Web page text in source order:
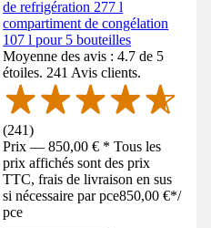
de refrigération 277 l
compartiment de congélation
107 l pour 5 bouteilles
Moyenne des avis : 4.7 de 5
étoiles. 241 Avis clients.
(241)
Prix — 850,00 € * Tous les
prix affichés sont des prix
TTC, frais de livraison en sus
si nécessaire par pce850,00 €*/
pce